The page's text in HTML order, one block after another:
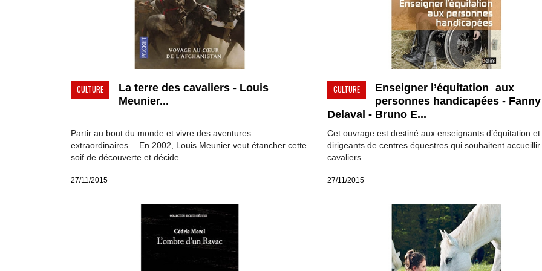
CULTURE
La terre des cavaliers - Louis
Meunier...
Partir au bout du monde et vivre des aventures
extraordinaires… En 2002, Louis Meunier veut étancher cette
soif de découverte et décide...
27/11/2015
CULTURE
Enseigner l’équitation aux
personnes handicapées - Fanny
Delaval - Bruno E...
Cet ouvrage est destiné aux enseignants d’équitation et
dirigeants de centres équestres qui souhaitent accueillir
cavaliers ...
27/11/2015